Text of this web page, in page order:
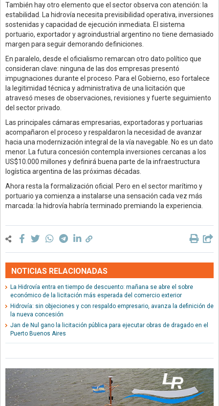
También hay otro elemento que el sector observa con atención: la
estabilidad. La hidrovía necesita previsibilidad operativa, inversiones
sostenidas y capacidad de ejecución inmediata. El sistema
portuario, exportador y agroindustrial argentino no tiene demasiado
margen para seguir demorando definiciones.
En paralelo, desde el oficialismo remarcan otro dato político que
consideran clave: ninguna de las dos empresas presentó
impugnaciones durante el proceso. Para el Gobierno, eso fortalece
la legitimidad técnica y administrativa de una licitación que
atravesó meses de observaciones, revisiones y fuerte seguimiento
del sector privado.
Las principales cámaras empresarias, exportadoras y portuarias
acompañaron el proceso y respaldaron la necesidad de avanzar
hacia una modernización integral de la vía navegable. No es un dato
menor. La futura concesión contempla inversiones cercanas a los
US$10.000 millones y definirá buena parte de la infraestructura
logística argentina de las próximas décadas.
Ahora resta la formalización oficial. Pero en el sector marítimo y
portuario ya comienza a instalarse una sensación cada vez más
marcada: la hidrovía habría terminado premiando la experiencia.
NOTICIAS RELACIONADAS
La Hidrovía entra en tiempo de descuento: mañana se abre el sobre
económico de la licitación más esperada del comercio exterior
Hidrovía: sin objeciones y con respaldo empresario, avanza la definición de
la nueva concesión
Jan de Nul gano la licitación pública para ejecutar obras de dragado en el
Puerto Buenos Aires